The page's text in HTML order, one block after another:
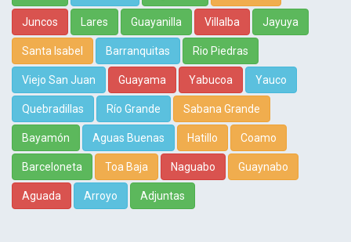
Juncos Lares Guayanilla Villalba Jayuya
Santa Isabel Barranquitas Rio Piedras
Viejo San Juan Guayama Yabucoa Yauco
Quebradillas Río Grande Sabana Grande
Bayamón Aguas Buenas Hatillo Coamo
Barceloneta Toa Baja Naguabo Guaynabo
Aguada Arroyo Adjuntas